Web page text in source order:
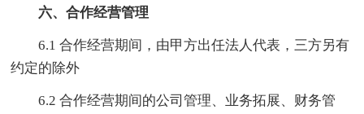
六、合作经营管理
6.1 合作经营期间，由甲方出任法人代表，三方另有
约定的除外
6.2 合作经营期间的公司管理、业务拓展、财务管